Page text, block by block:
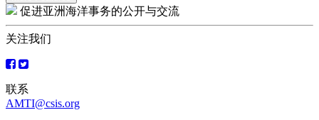
促进亚洲海洋事务的公开与交流
关注我们
联系
AMTI@csis.org